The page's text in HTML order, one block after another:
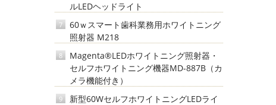
ルLEDヘッドライト
60ｗスマート歯科業務用ホワイトニング
照射器 M218
7
Magenta®LEDホワイトニング照射器・
セルフホワイトニング機器MD-887B（カ
メラ機能付き）
8
新型60WセルフホワイトニングLEDライ
9